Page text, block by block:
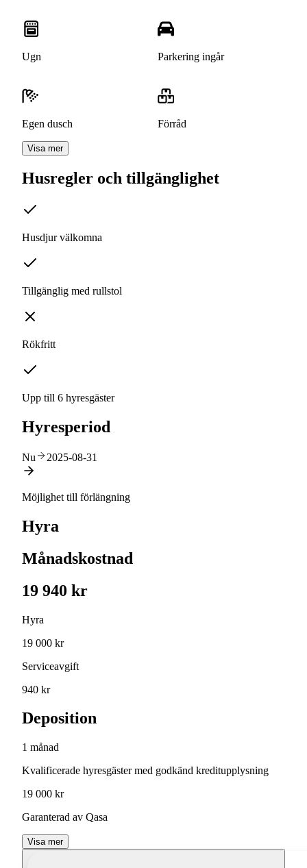
Ugn Parkering ingår
Egen dusch Förråd
Visa mer
Husregler och tillgänglighet
Husdjur välkomna
Tillgänglig med rullstol
Rökfritt
Upp till 6 hyresgäster
Hyresperiod
Nu 2025-08-31
Möjlighet till förlängning
Hyra
Månadskostnad
19 940 kr
Hyra
19 000 kr
Serviceavgift
940 kr
Deposition
1 månad
Kvalificerade hyresgäster med godkänd kreditupplysning
19 000 kr
Garanterad av Qasa
Visa mer